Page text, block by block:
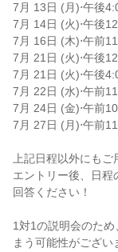
7月 13日 (月)⋅午後
7月 14日 (火)⋅午後
7月 16日 (木)⋅午前
7月 21日 (火)⋅午後
7月 21日 (火)⋅午後
7月 22日 (水)⋅午前
7月 24日 (金)⋅午前
7月 27日 (月)⋅午前
上記日程以外にもご
エントリー後、日
回答ください！
1対1の説明会のた
まう可能性がござい